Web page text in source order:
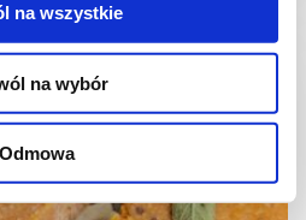
na wszystkie
na wybór
Odmowa